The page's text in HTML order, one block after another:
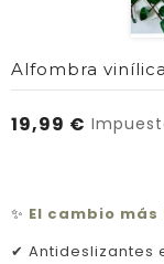
Alfombra
19,99 €
✨ El cambio
✔ Antideslizantes